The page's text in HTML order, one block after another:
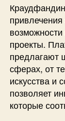
проекты.
предлагают
сферах, от
искусства и
позволяет
которые